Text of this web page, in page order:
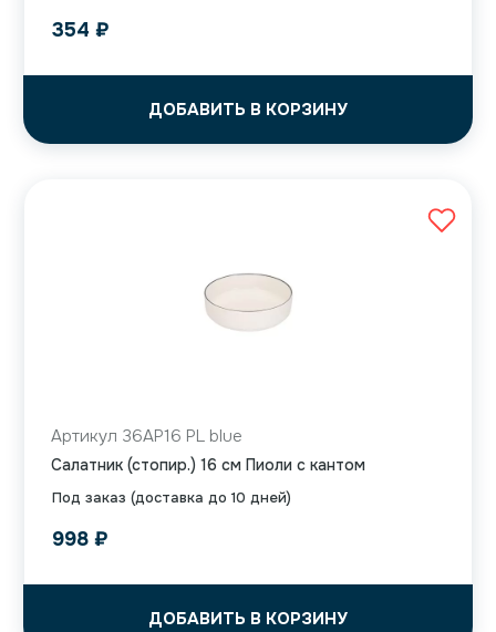
354 ₽
ДОБАВИТЬ В КОРЗИНУ
Под заказ (доставка до 10 дней)
Артикул 36AP16 PL blue
Салатник (стопир.) 16 см Пиоли с кантом
998 ₽
ДОБАВИТЬ В КОРЗИНУ